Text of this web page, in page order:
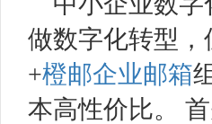
做数字化转型
+橙邮企业邮箱
本高性价比。 首